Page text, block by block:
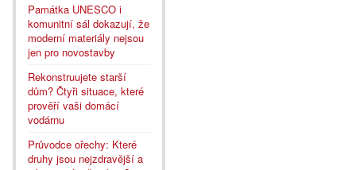
Památka UNESCO i
komunitní sál dokazují, že
moderní materiály nejsou
jen pro novostavby
Rekonstruujete starší
dům? Čtyři situace, které
prověří vaši domácí
vodárnu
Průvodce ořechy: Které
druhy jsou nejzdravější a